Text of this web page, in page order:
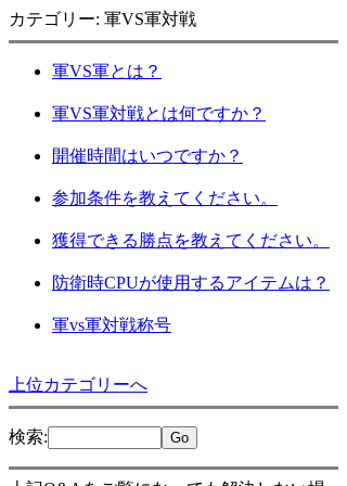
カテゴリー: 軍VS軍対戦
軍VS軍とは？
軍VS軍対戦とは何ですか？
開催時間はいつですか？
参加条件を教えてください。
獲得できる勝点を教えてください。
防衛時CPUが使用するアイテムは？
軍vs軍対戦称号
上位カテゴリーへ
検索: